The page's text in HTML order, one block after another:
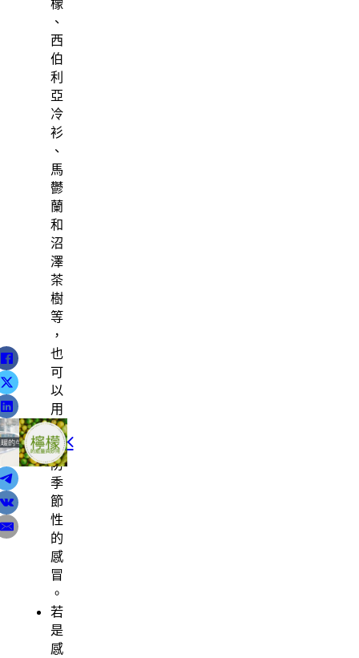
檬
、
西
伯
利
亞
冷
衫
、
馬
鬱
蘭
和
沼
澤
茶
樹
等
，
也
可
以
用
來
預
防
季
節
性
的
感
冒
。
若
是
感
上一篇文章
檸檬的能量與妙用
章
奶浴